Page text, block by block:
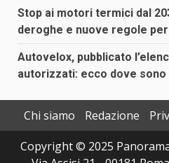
Stop ai motori termici dal
deroghe e nuove regole per
Autovelox, pubblicato
autorizzati: ecco dove
Chi siamo Redazione
Copyright © 2025